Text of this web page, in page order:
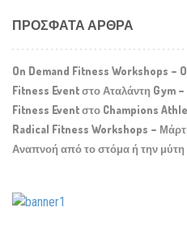
ΠΡΌΣΦΑΤΑ ΆΡΘΡΑ
On Demand Fitness Workshops –
Fitness Event στο Αταλάντη Gym
Fitness Event στο Champions
Radical Fitness Workshops –
Αναπνοή από το στόμα ή την μύτη